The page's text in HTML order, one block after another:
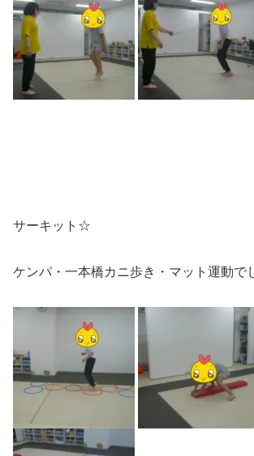
サーキット☆
ケンパ・一本橋カニ歩き・マット運動で